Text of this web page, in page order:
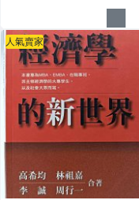
▌參考書 ▌工具書 ▌
✈國中小參考書
✈高中職參考書
✈字典
▌雜誌期刊 ▌
人氣賣家